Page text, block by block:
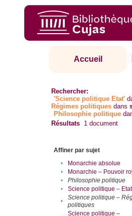
Accueil
Rechercher:
'Science politique Etat'
Régimes politiques dans
Philosophie politique
Résultats 1 document
Affiner par sujet
•
Monarchie absolue
•
Monarchie – Pouvoir
•
Philosophie politique
•
Science politique – Etat
•
Science politique –
politiques
Science politique –